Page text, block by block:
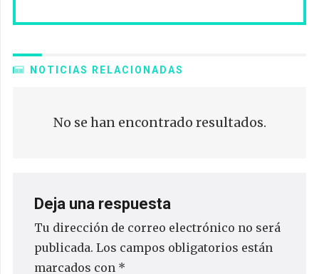
NOTICIAS RELACIONADAS
No se han encontrado resultados.
Deja una respuesta
Tu dirección de correo electrónico no será
publicada. Los campos obligatorios están
marcados con *